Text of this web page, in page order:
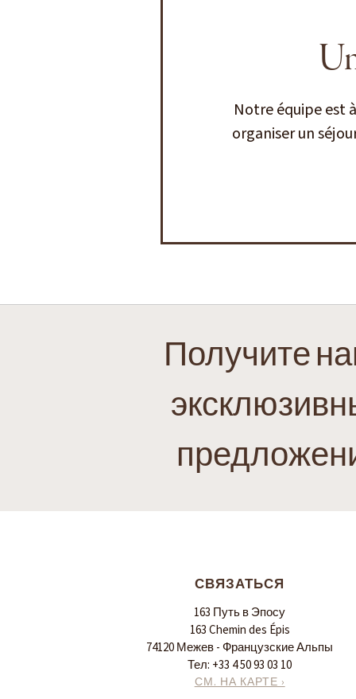
Notre équipe est
organiser un
Получите
СВЯЗАТЬСЯ
163 Путь в Эпосу
163 Chemin des Épis
74120 Межев - Французские Альпы
Тел: +33 4 50 93 03 10
СМ. НА КАРТЕ ›